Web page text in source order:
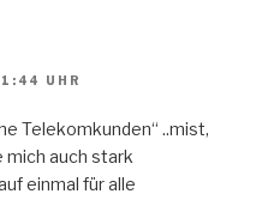
UHR
Telekomkunden“ ..mist,
auch stark
einmal für alle